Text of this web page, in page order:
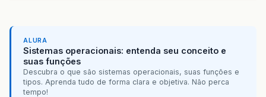
ALURA
Sistemas operacionais: entenda seu conceito e
suas funções
Descubra o que são sistemas operacionais, suas funções e
tipos. Aprenda tudo de forma clara e objetiva. Não perca
tempo!